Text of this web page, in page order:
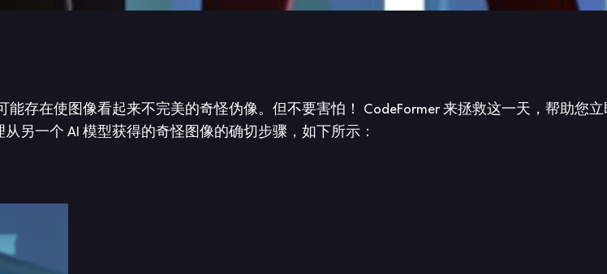
存在使图像看起来不完美的奇怪伪像。但不要害怕！ CodeFormer 来拯救这一天，帮助您
另一个 AI 模型获得的奇怪图像的确切步骤，如下所示：